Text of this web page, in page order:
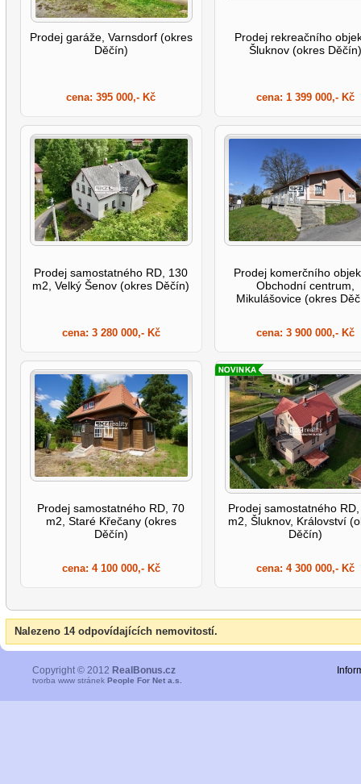
Prodej garáže, Varnsdorf (okres
Děčín)
cena:395 000,- Kč
Prodej rekreačního
Šluknov (okres Děčín)
cena: 1 399 000,- Kč
Prodej samostatného RD, 130
m2, Velký Šenov (okres Děčín)
cena: 3 280 000,- Kč
Prodej komerčního
Obchodní centrum,
Mikulášovice (okres
cena: 3 900 000,- Kč
Prodej samostatného RD, 70
m2, Staré Křečany (okres
Děčín)
cena: 4 100 000,- Kč
Prodej samostatného
m2, Šluknov, Království
Děčín)
cena: 4 300 000,- Kč
Nalezeno 14 odpovídajících nemovitostí.
Copyright © 2012 RealBonus.cz
tvorba www stránek People For Net a.s.